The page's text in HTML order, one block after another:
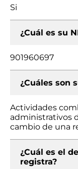
Si
¿Cuál es su
901960697
¿Cuáles son
Actividades
administrativos
cambio de una
¿Cuál es el
registra?